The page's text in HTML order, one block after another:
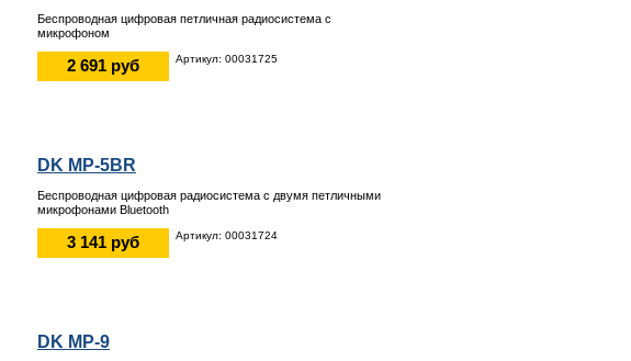
Беспроводная цифровая петличная радиосистема с
микрофоном
2 691 руб Артикул: 00031725
DK MP-5BR
Беспроводная цифровая радиосистема с двумя петличными
микрофонами Bluetooth
3 141 руб Артикул: 00031724
DK MP-9